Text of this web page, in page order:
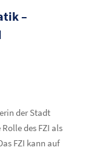
–
der Stadt
des FZI als
FZI kann auf